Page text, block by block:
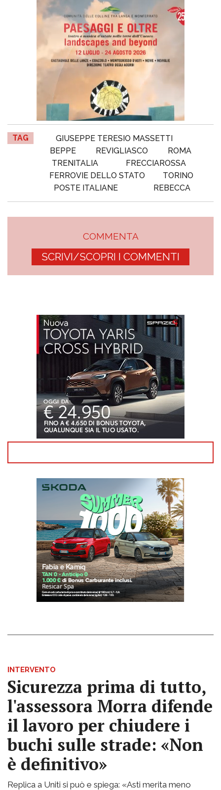
TAG
GIUSEPPE TERESIO MASSETTI
BEPPE
REVIGLIASCO
ROMA
TRENITALIA
FRECCIAROSSA
FERROVIE DELLO STATO
TORINO
POSTE ITALIANE
REBECCA
COMMENTA
SCRIVI/SCOPRI I COMMENTI
INTERVENTO
Sicurezza prima di tutto,
l'assessora Morra difende
il lavoro per chiudere i
buchi sulle strade: «Non
è definitivo»
Replica a Uniti si può e spiega: «Asti merita meno